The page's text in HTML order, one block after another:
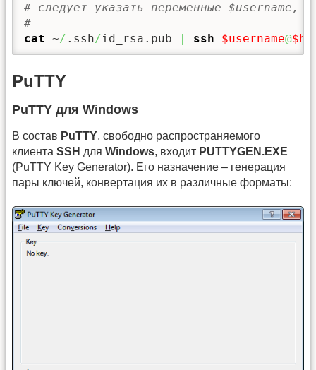
# следует указать переменные $username,
#
cat ~/ .ssh/id_rsa.pub | ssh $username@
PuTTY
PuTTY для Windows
В состав PuTTY, свободно распространяемого
клиента SSH для Windows, входит PUTTYGEN.EXE
(PuTTY Key Generator). Его назначение – генерация
пары ключей, конвертация их в различные форматы: